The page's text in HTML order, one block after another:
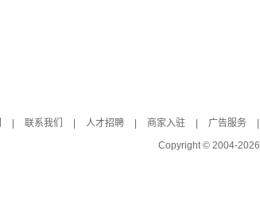
联系我们 人才招聘 商家入驻 广告服务
Copyright © 2004-2026